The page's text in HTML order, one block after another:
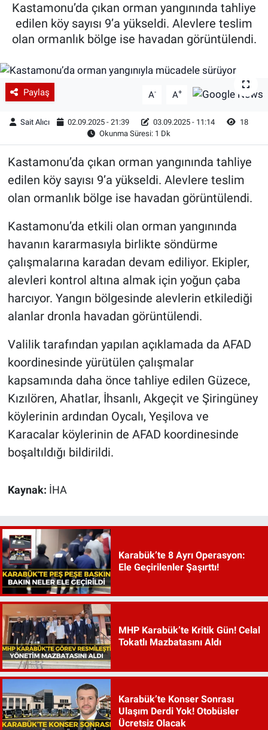
Kastamonu’da çıkan orman yangınında tahliye
edilen köy sayısı 9’a yükseldi. Alevlere teslim
olan ormanlık bölge ise havadan görüntülendi.
Paylaş A- A+
Sait Alıcı 02.09.2025 - 21:39 03.09.2025 - 11:14
18
Okunma Süresi: 1 Dk
Kastamonu’da çıkan orman yangınında tahliye
edilen köy sayısı 9’a yükseldi. Alevlere teslim
olan ormanlık bölge ise havadan görüntülendi.
Kastamonu’da etkili olan orman yangınında
havanın kararmasıyla birlikte söndürme
çalışmalarına karadan devam ediliyor. Ekipler,
alevleri kontrol altına almak için yoğun çaba
harcıyor. Yangın bölgesinde alevlerin etkilediği
alanlar dronla havadan görüntülendi.
Valilik tarafından yapılan açıklamada da AFAD
koordinesinde yürütülen çalışmalar
kapsamında daha önce tahliye edilen Güzece,
Kızılören, Ahatlar, İhsanlı, Akgeçit ve Şiringüney
köylerinin ardından Oycalı, Yeşilova ve
Karacalar köylerinin de AFAD koordinesinde
boşaltıldığı bildirildi.
Kaynak: İHA
Karabük’te 8 Ayrı Operasyon:
Ele Geçirilenler Şaşırttı!
MHP Karabük’te Kritik Gün! Celal
Tokatlı Mazbatasını Aldı
Karabük’te Konser Sonrası
Ulaşım Derdi Yok! Otobüsler
Ücretsiz Olacak